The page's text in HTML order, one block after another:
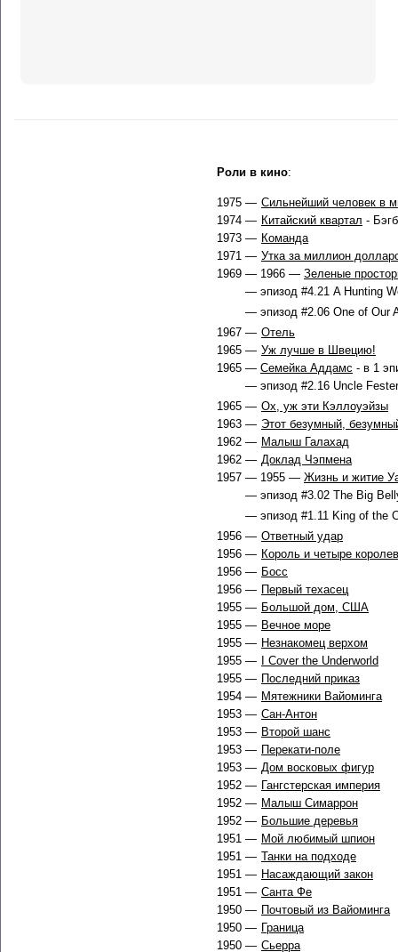
Роли в кино:
1975 — Сильнейший человек в
1974 — Китайский квартал -
1973 — Команда
1971 — Утка за миллион
1969 — 1966 — Зеленые
— эпизод #4.21 A Hunting
— эпизод #2.06 One of Our
1967 — Отель
1965 — Уж лучше в Швецию!
1965 — Семейка Аддамс - в 1
— эпизод #2.16 Uncle
1965 — Ох, уж эти Кэллоуэйзы
1963 — Этот безумный,
1962 — Малыш Галахад
1962 — Доклад Чэпмена
1957 — 1955 — Жизнь и житие
— эпизод #3.02 The Big
— эпизод #1.11 King of the
1956 — Ответный удар
1956 — Король и четыре
1956 — Босс
1956 — Первый техасец
1955 — Большой дом, США
1955 — Вечное море
1955 — Незнакомец верхом
1955 —
I Cover the Underworld
1955 — Последний приказ
1954 — Мятежники Вайоминга
1953 — Сан-Антон
1953 — Второй шанс
1953 — Перекати-поле
1953 — Дом восковых фигур
1952 — Гангстерская империя
1952 — Малыш Симаррон
1952 — Большие деревья
1951 — Мой любимый шпион
1951 — Танки на подходе
1951 — Насаждающий закон
1951 — Санта Фе
1950 — Почтовый из Вайоминга
1950 — Граница
1950 — Сьерра